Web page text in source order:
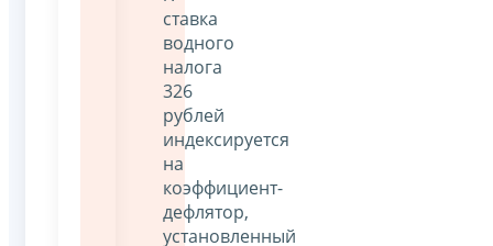
ставка
водного
налога
326
рублей
индексируется
на
коэффициент-
дефлятор,
установленный